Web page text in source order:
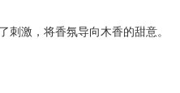
激，将香氛导向木香的甜意。